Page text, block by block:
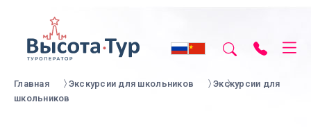
Главная Экскурсии для школьников
Экскурсии для
школьников